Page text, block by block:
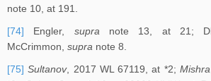
note 10, at 191.
[74] Engler, supra note 13, at 21;
McCrimmon, supra note 8.
[75] Sultanov, 2017 WL 67119, at *2; Mishra